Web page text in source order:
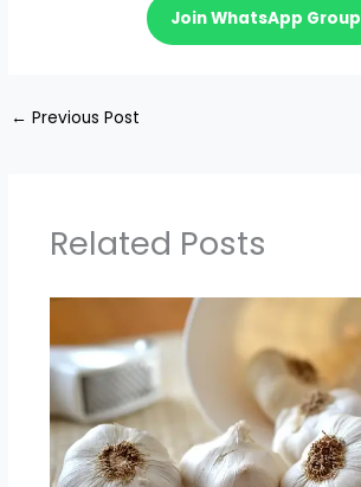
Join WhatsApp Group
← Previous Post
Related Posts